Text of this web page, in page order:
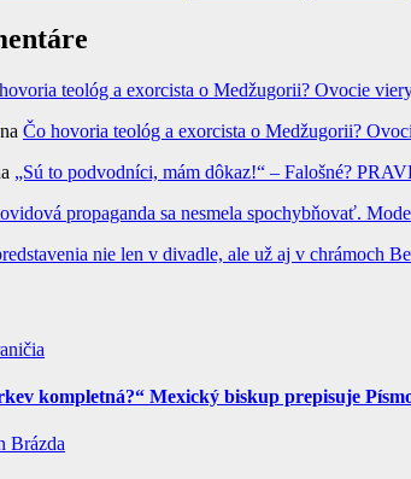
teológ a exorcista o Medžugorii? Ovocie
na Čo hovoria teológ a exorcista o Medžugorii?
„Sú to podvodníci, mám dôkaz!“ – Falošné?
propaganda sa nesmela spochybňovať.
nie len v divadle, ale už aj v chrámoch
kompletná?“ Mexický biskup prepisuje
Brázda